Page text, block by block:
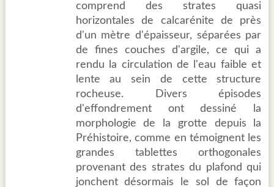
comprend des strates quasi
horizontales de calcarénite de près
d'un mètre d'épaisseur, séparées par
de fines couches d'argile, ce qui a
rendu la circulation de l'eau faible et
lente au sein de cette structure
rocheuse. Divers épisodes
d'effondrement ont dessiné la
morphologie de la grotte depuis la
Préhistoire, comme en témoignent les
grandes tablettes orthogonales
provenant des strates du plafond qui
jonchent désormais le sol de façon